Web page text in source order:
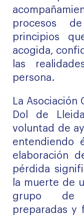
procesos
principios
acogida,
las
persona.
La Asociación
Dol de
voluntad de
entendiendo
elaboración
pérdida
la muerte de
grupo de
preparadas y